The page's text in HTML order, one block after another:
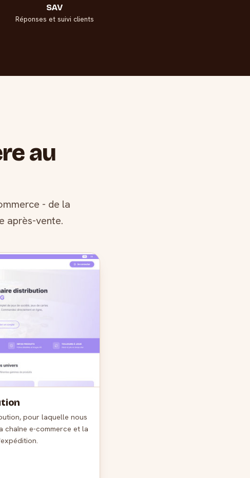
SAV
Réponses et suivi clients
au
- de la
après-vente.
pour laquelle nous
chaîne e-commerce et la